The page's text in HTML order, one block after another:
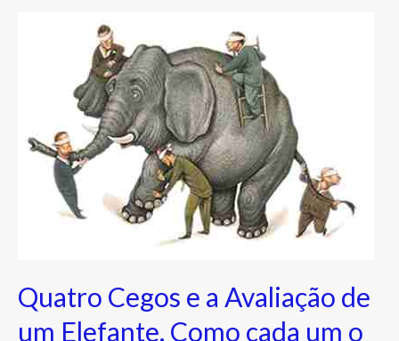
Quatro Cegos e a Avaliação de
um Elefante. Como cada um o
de
Elefante.
o
vê?